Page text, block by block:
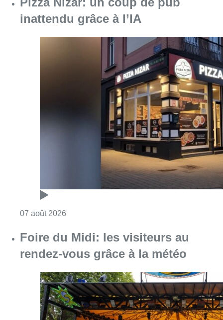
Consulter l'article "Pizza Nizar: un coup de
Foire du Midi: les visiteurs au
rendez-vous grâce à la météo
07 août 2026 Consulter l'article "Foire du Midi: les